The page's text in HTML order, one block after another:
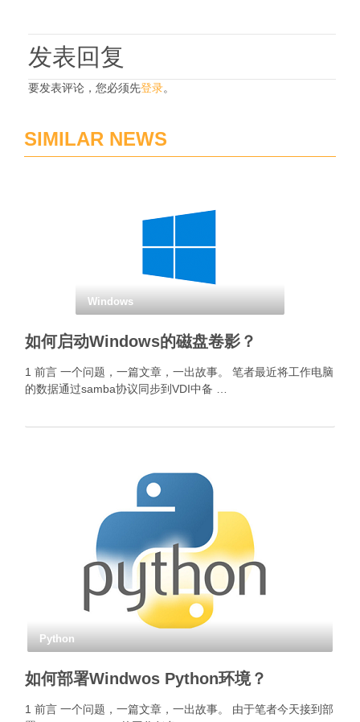
发表回复
要发表评论，您必须先登录。
SIMILAR NEWS
Windows
如何启动Windows的磁盘卷影？
1 前言 一个问题，一篇文章，一出故事。 笔者最近将工作电脑
的数据通过samba协议同步到VDI中备 …
Python
如何部署Windwos Python环境？
1 前言 一个问题，一篇文章，一出故事。 由于笔者今天接到部